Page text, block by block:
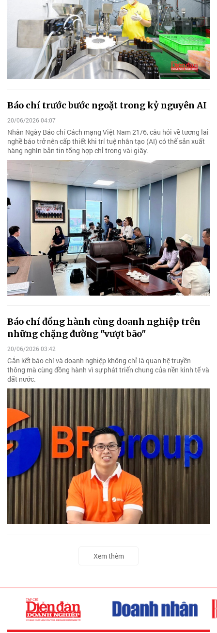
Báo chí trước bước ngoặt trong kỷ nguyên AI
20/06/2026 04:07
Nhân Ngày Báo chí Cách mạng Việt Nam 21/6, câu hỏi về tương lai
nghề báo trở nên cấp thiết khi trí tuệ nhân tạo (AI) có thể sản xuất
hàng nghìn bản tin tổng hợp chỉ trong vài giây.
Báo chí đồng hành cùng doanh nghiệp trên
những chặng đường "vượt bão"
20/06/2026 03:42
Gắn kết báo chí và doanh nghiệp không chỉ là quan hệ truyền
thông mà cùng đồng hành vì sự phát triển chung của nền kinh tế và
đất nước.
Xem thêm